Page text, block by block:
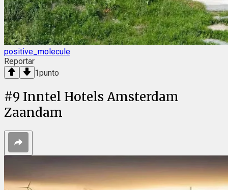
positive_molecule
Reportar
1punto
#9 Inntel Hotels Amsterdam
Zaandam